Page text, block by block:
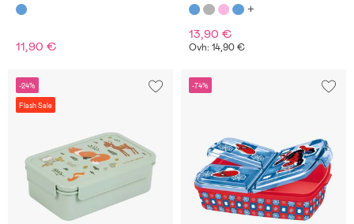
11,90 €
13,90 €
Ovh: 14,90 €
-24%
Flash Sale
-74%